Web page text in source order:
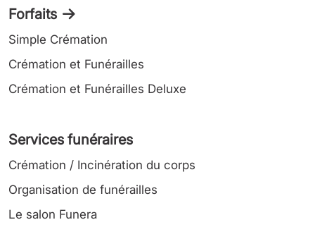
Forfaits
Simple Crémation
Crémation et Funérailles
Crémation et Funérailles Deluxe
Services funéraires
Crémation / Incinération du corps
Organisation de funérailles
Le salon Funera